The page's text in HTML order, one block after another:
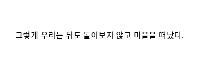
그렇게 우리는 뒤도 돌아보지 않고 마을을 떠났다.